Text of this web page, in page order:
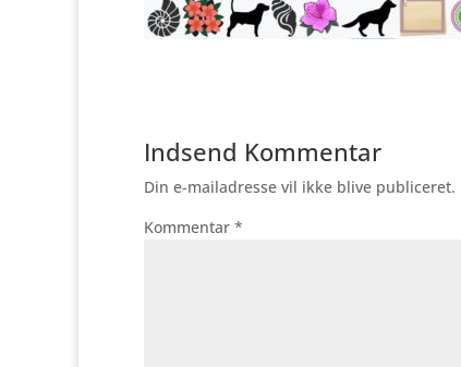
Indsend Kommentar
Din e-mailadresse vil ikke blive publiceret.
Kommentar *